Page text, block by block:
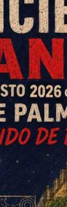
vía
lugar el